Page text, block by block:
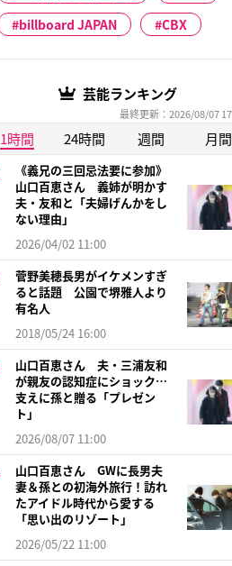
billboard JAPAN
CBX
芸能ランキング
最終更新：2026/08/07
1時間 24時間 週間 月間
《義兄の三回忌法要に参加》
山口百恵さん 義姉が明かす
夫・友和と「夫婦げんかをし
ない理由」
2026/04/02 11:00
菅野美穂長男がイケメンすぎ
ると話題 公園で堺雅人より
有名人
2018/05/24 16:00
山口百恵さん 夫・三浦友和
が親友の認知症にショック…
支えに孫と贈る「プレゼン
ト」
2026/08/07 11:00
山口百恵さん GWに長男夫
妻＆孫との初海外旅行！訪れ
たアイドル時代から愛する
「思い出のリゾート」
2026/05/22 11:00